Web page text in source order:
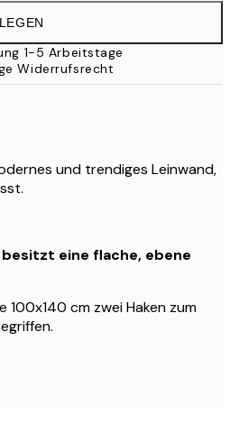
1-5 Arbeitstage
Widerrufsrecht
und trendiges Leinwand,
eine flache, ebene
cm zwei Haken zum